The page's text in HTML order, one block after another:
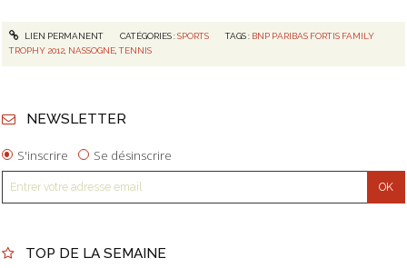
LIEN PERMANENT CATÉGORIES :SPORTS TAGS : BNP PARIBAS FORTIS FAMILY
TROPHY 2012, NASSOGNE,TENNIS
NEWSLETTER
S'inscrire Se désinscrire
TOP DE LA SEMAINE